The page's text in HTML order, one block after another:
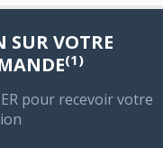
SUR VOTRE
(1)
pour recevoir votre